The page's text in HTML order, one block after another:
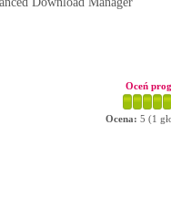
Oceń
Ocena: 5 (1